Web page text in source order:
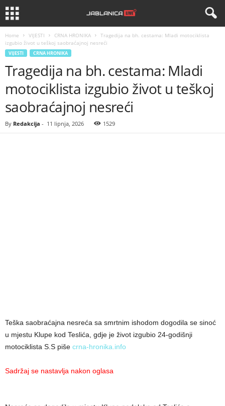
Home VIJESTI CRNA HRONIKA
Tragedija na bh. cestama: Mladi motociklista
izgubio život u teškoj saobraćajnoj nesreći
VIJESTI CRNA HRONIKA
Tragedija na bh. cestama: Mladi
motociklista izgubio život u teškoj
saobraćajnoj nesreći
By Redakcija - 11 lipnja, 2026 1529
Teška saobraćajna nesreća sa smrtnim ishodom dogodila se sinoć
u mjestu Klupe kod Teslića, gdje je život izgubio 24-godišnji
motociklista S.S piše crna-hronika.info
Sadržaj se nastavlja nakon oglasa